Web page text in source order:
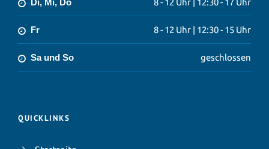
Di, Mi, Do 8 - 12 Uhr | 12:30 - 17 Uhr
Fr 8 - 12 Uhr | 12:30 - 15 Uhr
Sa und So geschlossen
QUICKLINKS